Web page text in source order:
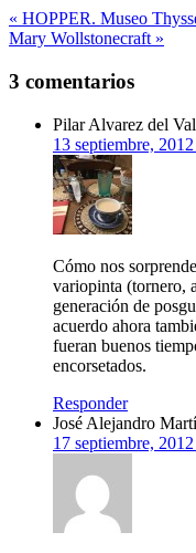
Navegación
de
entradas
« HOPPER. Museo
Mary Wollstonecraft »
3 comentarios
Pilar Alvarez del
13 septiembre,
Cómo nos
variopinta (tornero,
generación de
acuerdo ahora
fueran buenos
encorsetados.
Responder
José Alejandro
17 septiembre,